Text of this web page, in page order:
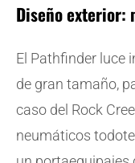
Diseño exterior:
El Pathfinder luce
de gran tamaño,
caso del Rock
neumáticos